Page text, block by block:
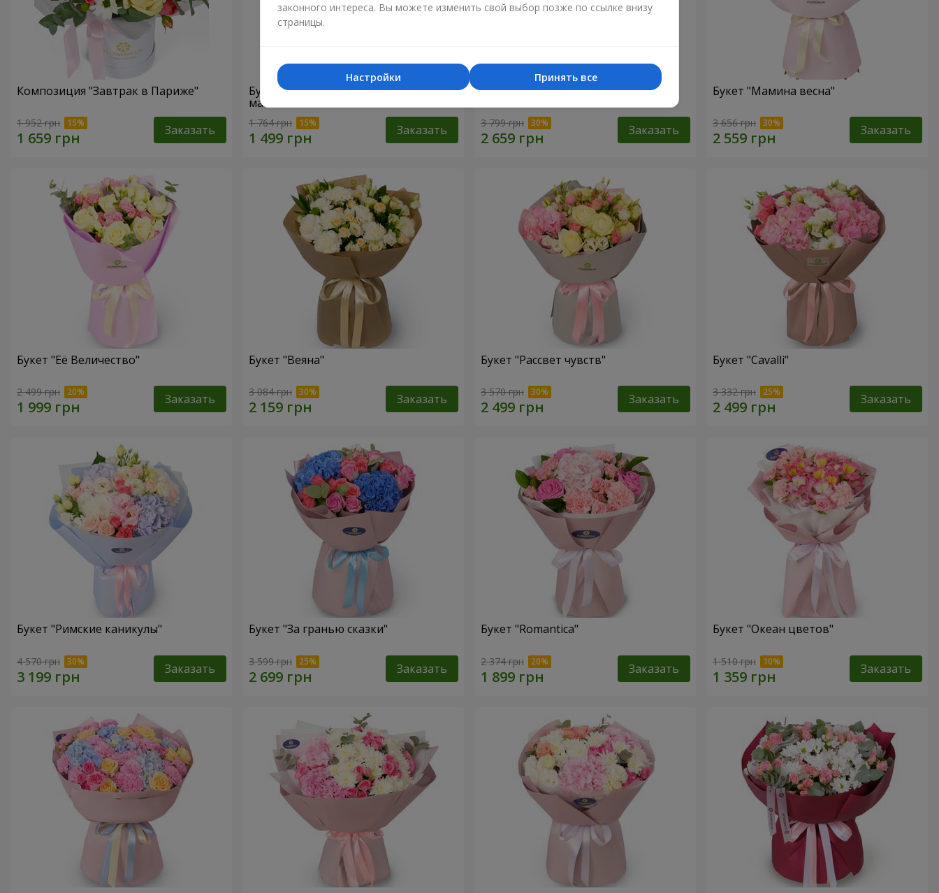
Композиция "Завтрак в Париже"
1 952 грн Заказать
Букет "Грезы" с конфетами "Любимой
маме"
1 764 грн Заказать
Композиция "Любимые глаза"
3 799 грн Заказать
Букет "Мамина весна"
3 656 грн Заказать
Букет "Её Величество"
2 499 грн Заказать
Букет "Веяна"
3 084 грн Заказать
Букет "Рассвет чувств"
3 570 грн Заказать
Букет "Cаvalli"
3 332 грн Заказать
Букет "Римские каникулы"
4 570 грн Заказать
Букет "За гранью сказки"
3 599 грн Заказать
Букет "Romantica"
2 374 грн Заказать
Букет "Океан цветов"
1 510 грн Заказать
законного интереса. Вы можете изменить свой выбор позже по ссылке внизу
страницы.
Принять все
Настройки